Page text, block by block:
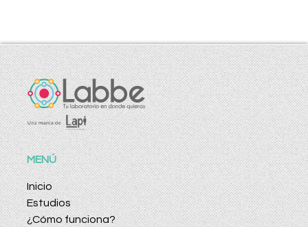
MENÚ
Inicio
Estudios
¿Cómo funciona?